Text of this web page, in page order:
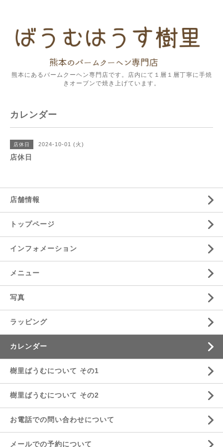
熊本にあるバームクーヘン専門店です。店内にて１層１層丁寧に手焼
きオーブンで焼き上げています。
カレンダー
店休日 2024-10-01 (火)
店休日
店舗情報
トップページ
インフォメーション
メニュー
写真
ラッピング
カレンダー
樹里ばうむについて その1
樹里ばうむについて その2
お電話での問い合わせについて
メールでの予約について